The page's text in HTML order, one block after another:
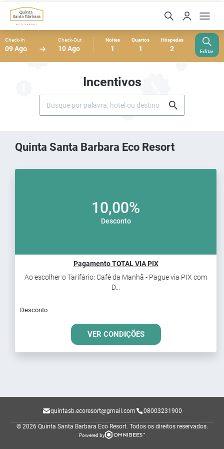
Check-In
09 Ago
Check-Out
10 Ago
Noites
1
Quartos
1
Hóspedes
2 Editar
Incentivos
Quinta Santa Barbara Eco Resort
10,00%
Desconto
Pagamento TOTAL VIA PIX
Ao escolher o Tarifário: Café da Manhã - Pague via PIX com
D...
Desconto
VER CONDIÇÕES
quintasb.ecoresort@gmail.com 08003231900
© 2026 Quinta Santa Barbara Eco Resort. Todos os direitos reservados.
Powered by